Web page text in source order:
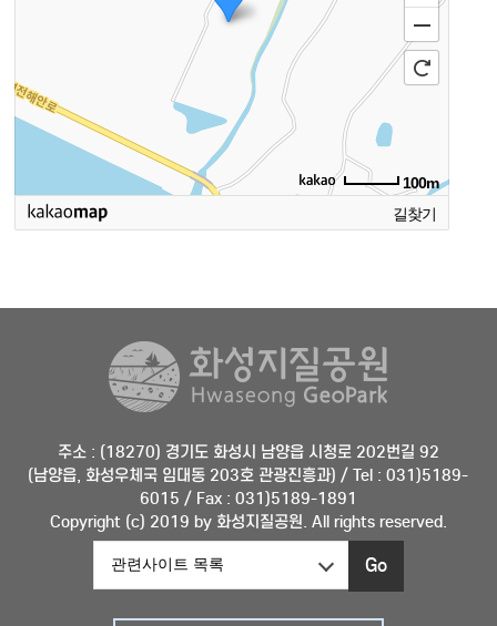
100m
길찾기
주소 : (18270) 경기도 화성시 남양읍 시청로 202번길 92
(남양읍, 화성우체국 임대동 203호 관광진흥과) / Tel : 031)5189-
6015 / Fax : 031)5189-1891
Copyright (c) 2019 by 화성지질공원. All rights reserved.
Go